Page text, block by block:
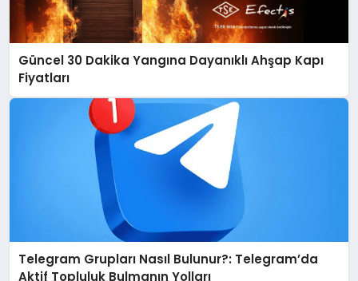
Güncel 30 Dakika Yangına Dayanıklı Ahşap Kapı
Fiyatları
Telegram Grupları Nasıl Bulunur?: Telegram’da
Aktif Topluluk Bulmanın Yolları